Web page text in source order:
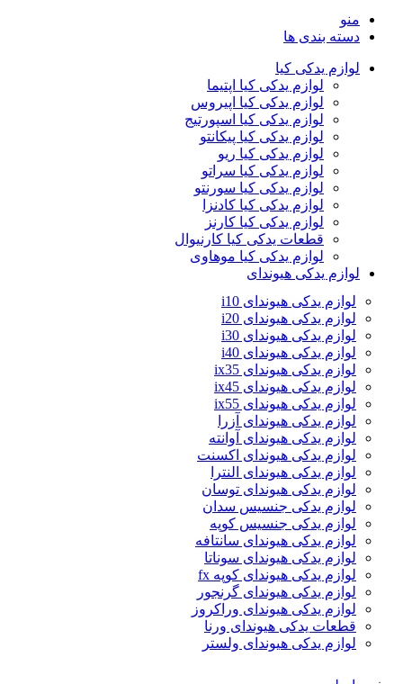
منو
دسته بندی ها
لوازم یدکی کیا
لوازم یدکی کیا اپتیما
لوازم یدکی کیا اپیروس
لوازم یدکی کیا اسپورتیج
لوازم یدکی کیا پیکانتو
لوازم یدکی کیا ریو
لوازم یدکی کیا سراتو
لوازم یدکی کیا سورنتو
لوازم یدکی کیا کادنزا
لوازم یدکی کیا کارنز
قطعات یدکی کیا کارنیوال
لوازم یدکی کیا موهاوی
لوازم یدکی هیوندای
لوازم یدکی هیوندای i10
لوازم یدکی هیوندای i20
لوازم یدکی هیوندای i30
لوازم یدکی هیوندای i40
لوازم یدکی هیوندای ix35
لوازم یدکی هیوندای ix45
لوازم یدکی هیوندای ix55
لوازم یدکی هیوندای آزرا
لوازم یدکی هیوندای آوانته
لوازم یدکی هیوندای اکسنت
لوازم یدکی هیوندای النترا
لوازم یدکی هیوندای توسان
لوازم یدکی جنسیس سدان
لوازم یدکی جنسیس کوپه
لوازم یدکی هیوندای سانتافه
لوازم یدکی هیوندای سوناتا
لوازم یدکی هیوندای کوپه fx
لوازم یدکی هیوندای گرنجور
لوازم یدکی هیوندای وراکروز
قطعات یدکی هیوندای ورنا
لوازم یدکی هیوندای ولستر